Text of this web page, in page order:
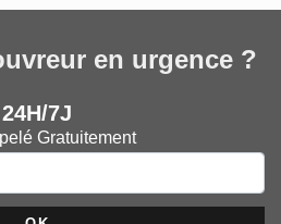
en urgence ?
24H/7J
Gratuitement